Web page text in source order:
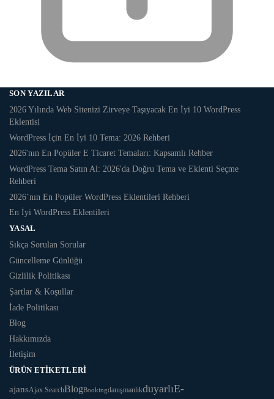
SON YAZILAR
2026 Yılında Web Sitenizi Zirveye Taşıyacak En İyi 10 WordPress
Eklentisi
WordPress İçin En İyi 10 Tema: 2026 Rehberi
2026'nın En Popüler E Ticaret Temaları: Kapsamlı Rehber
WordPress Tema Satın Al: 2026'da Doğru Tema ve Eklenti Seçme
Rehberi
2026’nın En Popüler WordPress Eklentileri Rehberi
En İyi WordPress Eklentileri
YASAL
Sıkça Sorulan Sorular
Güncelleme Günlüğü
Gizlilik Politikası
Şartlar & Koşullar
İade Politikası
Blog
Hakkımızda
İletişim
ÜRÜN ETIKETLERI
ajansAjax SearchBlogBookingdanışmanlıkduyarlıE-